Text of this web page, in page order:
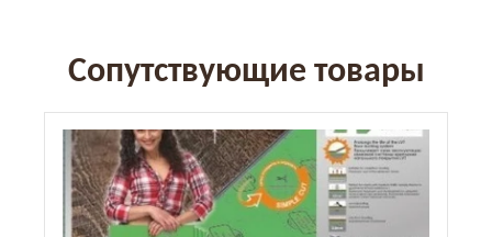
Сопутствующие товары